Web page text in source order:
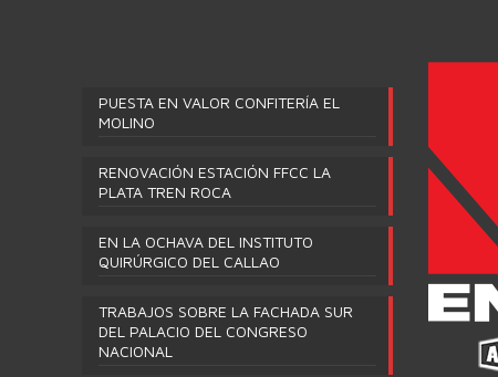
PUESTA EN VALOR CONFITERÍA EL
MOLINO
RENOVACIÓN ESTACIÓN FFCC LA
PLATA TREN ROCA
EN LA OCHAVA DEL INSTITUTO
QUIRÚRGICO DEL CALLAO
TRABAJOS SOBRE LA FACHADA SUR
DEL PALACIO DEL CONGRESO
NACIONAL